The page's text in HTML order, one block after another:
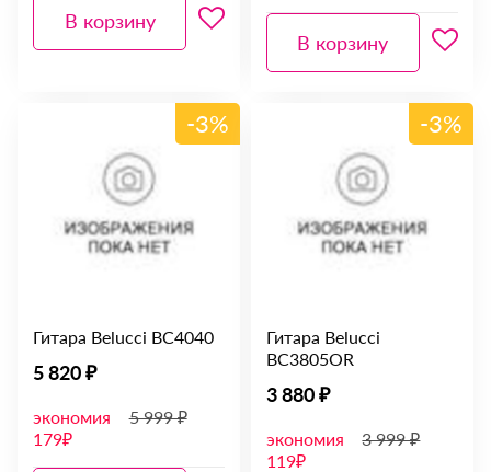
В корзину
В корзину
-3%
Гитара Belucci BC4040
5 820 ₽
экономия
179₽
5 999 ₽
-3%
Гитара Belucci
BC3805OR
3 880 ₽
экономия
119₽
3 999 ₽